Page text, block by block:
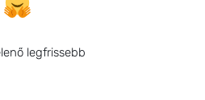
legfrissebb